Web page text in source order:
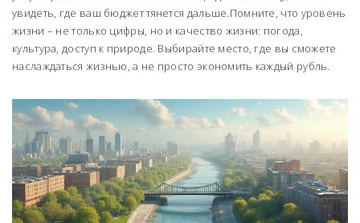
увидеть, где ваш бюджет тянется дальше.Помните, что уровень
жизни – не только цифры, но и качество жизни: погода,
культура, доступ к природе. Выбирайте место, где вы сможете
наслаждаться жизнью, а не просто экономить каждый рубль.